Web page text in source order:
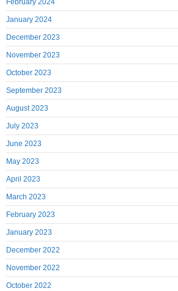
February 2024
January 2024
December 2023
November 2023
October 2023
September 2023
August 2023
July 2023
June 2023
May 2023
April 2023
March 2023
February 2023
January 2023
December 2022
November 2022
October 2022